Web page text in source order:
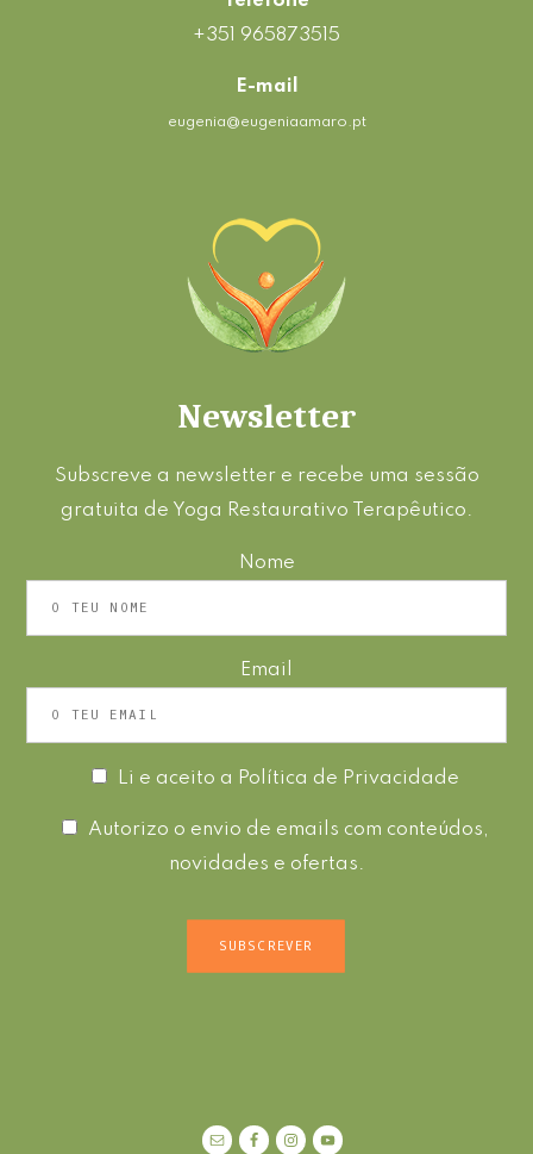
+351 965873515
E-mail
eugenia@eugeniaamaro.pt
Newsletter
Subscreve a newsletter e recebe uma sessão
gratuita de Yoga Restaurativo Terapêutico.
Nome
Email
Li e aceito a Política de Privacidade
Autorizo o envio de emails com conteúdos,
novidades e ofertas.